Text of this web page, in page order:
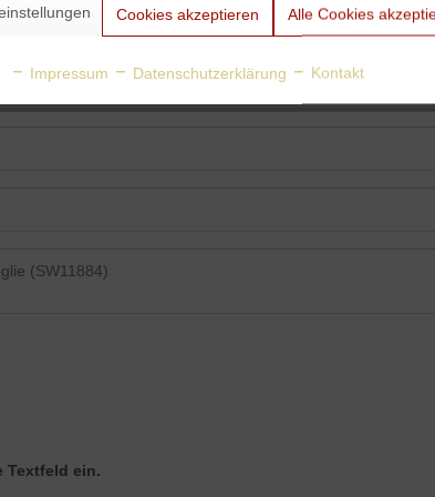
Textfeld ein.
Cookies akzeptieren Alle Cookies
Impressum Datenschutzerklärung Kontakt